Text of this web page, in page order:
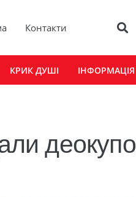
Контакти
КРИК ДУШІ ІНФОРМАЦІЯ